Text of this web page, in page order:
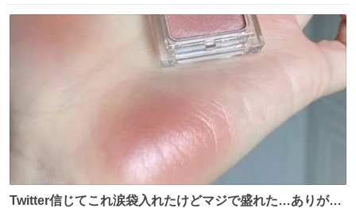
Twitter信じてこれ涙袋入れたけどマジで盛れた…ありがと